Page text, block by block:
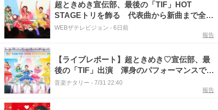
超ときめき宣伝部、最後の「TIF」HOT
STAGEトリを飾る 代表曲から新曲まで全力
パフォーマンスで魅了＜TIF2026＞
WEBザテレビジョン - 6日前
報告
【ライブレポート】超ときめき♡宣伝部、最
後の「TIF」出演 渾身のパフォーマンスで初
日メインステージを締めくくる
音楽ナタリー - 7/31 22:40
報告